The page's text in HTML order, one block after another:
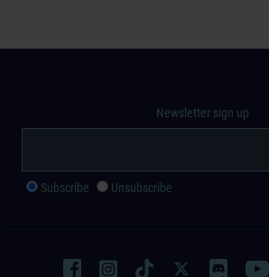
Newsletter sign up
Subscribe Unsubscribe